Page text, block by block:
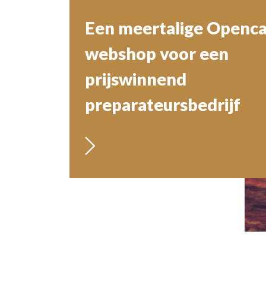
webwinkels
Een meertalige
webshop voor een
prijswinnend
preparateursbedrijf
Verdubbeling van de
bezoekersaantallen
juiste strategie en een
nieuwe website